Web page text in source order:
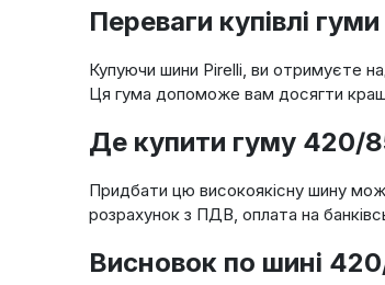
Переваги купівлі
Купуючи шини Pirelli, ви отримуєте
Ця гума допоможе вам досягти
Де купити гуму 420/
Придбати цю високоякісну шину
розрахунок з ПДВ, оплата на
Висновок по шині